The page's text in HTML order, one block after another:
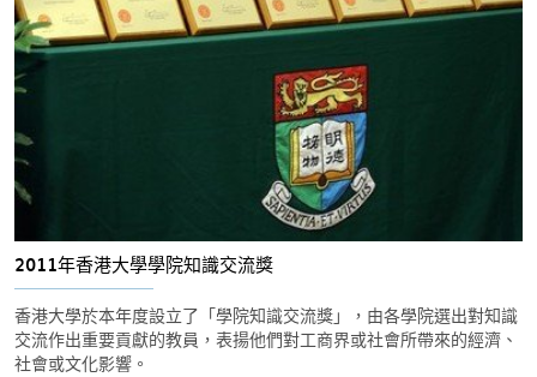
2011年香港大學學院知識交流獎
香港大學於本年度設立了「學院知識交流獎」，由各學院選出對知識
交流作出重要貢獻的教員，表揚他們對工商界或社會所帶來的經濟、
社會或文化影響。